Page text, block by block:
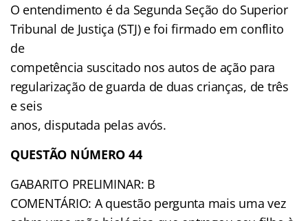
O entendimento é da Segunda Seção do Superior
Tribunal de Justiça (STJ) e foi firmado em conflito
de
competência suscitado nos autos de ação para
regularização de guarda de duas crianças, de três
e seis
anos, disputada pelas avós.
QUESTÃO NÚMERO 44
GABARITO PRELIMINAR: B
COMENTÁRIO: A questão pergunta mais uma vez